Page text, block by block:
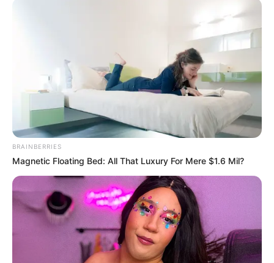
BRAINBERRIES
Magnetic Floating Bed: All That Luxury For Mere $1.6 Mil?